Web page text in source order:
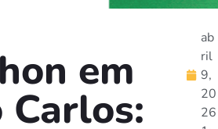
em
Carlos:
ab
ril
9,
20
26